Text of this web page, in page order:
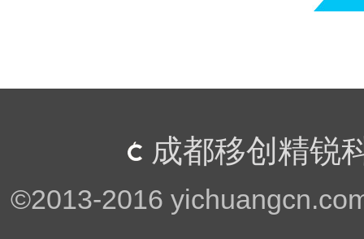
成都移创精锐
©2013-2016